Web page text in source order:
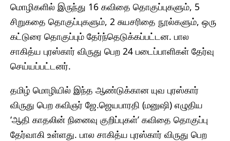
மொழிகளில் இருந்து 16 கவிதை தொகுப்புகளும், 5
சிறுகதை தொகுப்புகளும், 2 சுயசரிதை நூல்களும், ஒரு
கட்டுரை தொகுப்பும் தேர்ந்தெடுக்கப்பட்டன. பால
சாகித்ய புரஸ்கார் விருது பெற 24 படைப்பாளிகள் தேர்வு
செய்யப்பட்டனர்.
தமிழ் மொழியில் இந்த ஆண்டுக்கான யுவ புரஸ்கார்
விருது பெற கவிஞர் ஜே.ஜெயபாரதி (மனுஷி) எழுதிய
‘ஆதி காதலின் நினைவு குறிப்புகள்’ கவிதை தொகுப்பு
தேர்வாகி உள்ளது. பால சாகித்ய புரஸ்கார் விருது பெற